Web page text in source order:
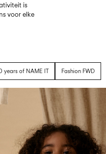
is
voor elke
years of NAME IT Fashion FWD
nl-nl/ni-brands/ni-